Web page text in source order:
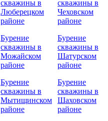
скважины в
Люберецком
районе
Бурение
скважины в
Можайском
районе
Бурение
скважины в
Мытищинском
районе
скважины в
Чеховском
районе
Бурение
скважины в
Шатурском
районе
Бурение
скважины в
Шаховском
районе